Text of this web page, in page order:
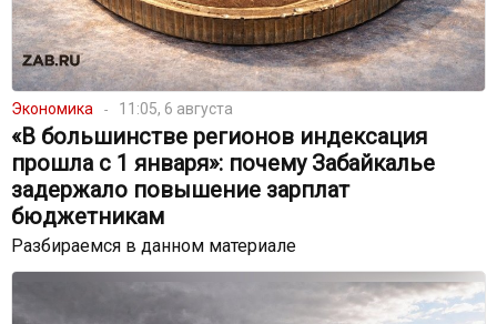
Экономика 11:05, 6 августа
«В большинстве регионов индексация
прошла с 1 января»: почему Забайкалье
задержало повышение зарплат
бюджетникам
Разбираемся в данном материале